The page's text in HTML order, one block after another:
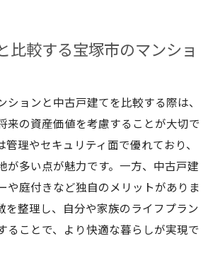
比較する宝塚市のマンショ
ションと中古戸建てを比較する際は、
来の資産価値を考慮することが大切で
管理やセキュリティ面で優れており、
が多い点が魅力です。一方、中古戸建
や庭付きなど独自のメリットがありま
を整理し、自分や家族のライフプラン
ることで、より快適な暮らしが実現で